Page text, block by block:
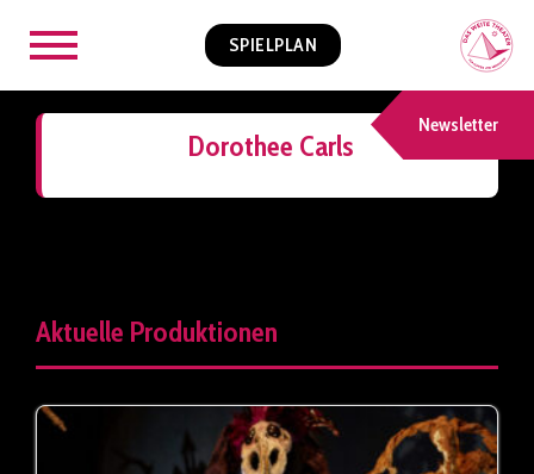
SPIELPLAN
Newsletter
Dorothee Carls
Aktuelle Produktionen